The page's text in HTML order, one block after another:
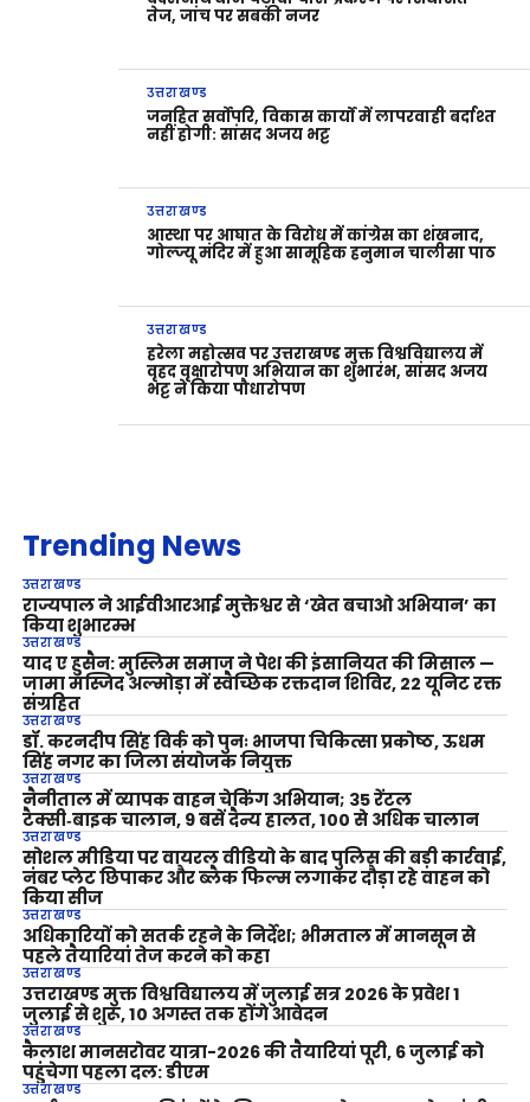
तेज, जांच पर सबकी नजर
उत्तराखण्ड
जनहित सर्वोपरि, विकास कार्यों में लापरवाही बर्दाश्त
नहीं होगी: सांसद अजय भट्ट
उत्तराखण्ड
आस्था पर आघात के विरोध में कांग्रेस का शंखनाद,
गोल्ज्यू मंदिर में हुआ सामूहिक हनुमान चालीसा पाठ
उत्तराखण्ड
हरेला महोत्सव पर उत्तराखण्ड मुक्त विश्वविद्यालय में
वृहद वृक्षारोपण अभियान का शुभारंभ, सांसद अजय
भट्ट ने किया पौधारोपण
Trending News
उत्तराखण्ड
राज्यपाल ने आईवीआरआई मुक्तेश्वर से ‘खेत बचाओ अभियान’ का
किया शुभारम्भ
उत्तराखण्ड
याद ए हुसैन: मुस्लिम समाज ने पेश की इंसानियत की मिसाल —
जामा मस्जिद अल्मोड़ा में स्वैच्छिक रक्तदान शिविर, 22 यूनिट रक्त
संग्रहित
उत्तराखण्ड
डॉ. करनदीप सिंह विर्क को पुनः भाजपा चिकित्सा प्रकोष्ठ, ऊधम
सिंह नगर का जिला संयोजक नियुक्त
उत्तराखण्ड
नैनीताल में व्यापक वाहन चेकिंग अभियान; 35 रेंटल
टैक्सी‑बाइक चालान, 9 बसें दैन्य हालत, 100 से अधिक चालान
उत्तराखण्ड
सोशल मीडिया पर वायरल वीडियो के बाद पुलिस की बड़ी कार्रवाई,
नंबर प्लेट छिपाकर और ब्लैक फिल्म लगाकर दौड़ा रहे वाहन को
किया सीज
उत्तराखण्ड
अधिकारियों को सतर्क रहने के निर्देश; भीमताल में मानसून से
पहले तैयारियां तेज करने को कहा
उत्तराखण्ड
उत्तराखण्ड मुक्त विश्वविद्यालय में जुलाई सत्र 2026 के प्रवेश 1
जुलाई से शुरू, 10 अगस्त तक होंगे आवेदन
उत्तराखण्ड
कैलाश मानसरोवर यात्रा-2026 की तैयारियां पूरी, 6 जुलाई को
पहुंचेगा पहला दल: डीएम
उत्तराखण्ड